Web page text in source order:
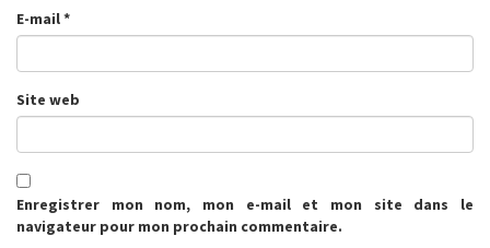
E-mail*
Site web
Enregistrer mon nom, mon e-mail et mon site dans le
navigateur pour mon prochain commentaire.